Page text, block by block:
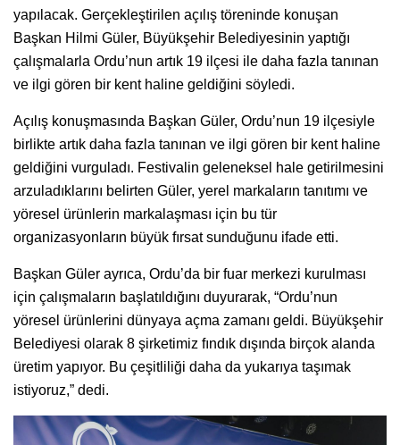
yapılacak. Gerçekleştirilen açılış töreninde konuşan
Başkan Hilmi Güler, Büyükşehir Belediyesinin yaptığı
çalışmalarla Ordu’nun artık 19 ilçesi ile daha fazla tanınan
ve ilgi gören bir kent haline geldiğini söyledi.
Açılış konuşmasında Başkan Güler, Ordu’nun 19 ilçesiyle
birlikte artık daha fazla tanınan ve ilgi gören bir kent haline
geldiğini vurguladı. Festivalin geleneksel hale getirilmesini
arzuladıklarını belirten Güler, yerel markaların tanıtımı ve
yöresel ürünlerin markalaşması için bu tür
organizasyonların büyük fırsat sunduğunu ifade etti.
Başkan Güler ayrıca, Ordu’da bir fuar merkezi kurulması
için çalışmaların başlatıldığını duyurarak, “Ordu’nun
yöresel ürünlerini dünyaya açma zamanı geldi. Büyükşehir
Belediyesi olarak 8 şirketimiz fındık dışında birçok alanda
üretim yapıyor. Bu çeşitliliği daha da yukarıya taşımak
istiyoruz,” dedi.